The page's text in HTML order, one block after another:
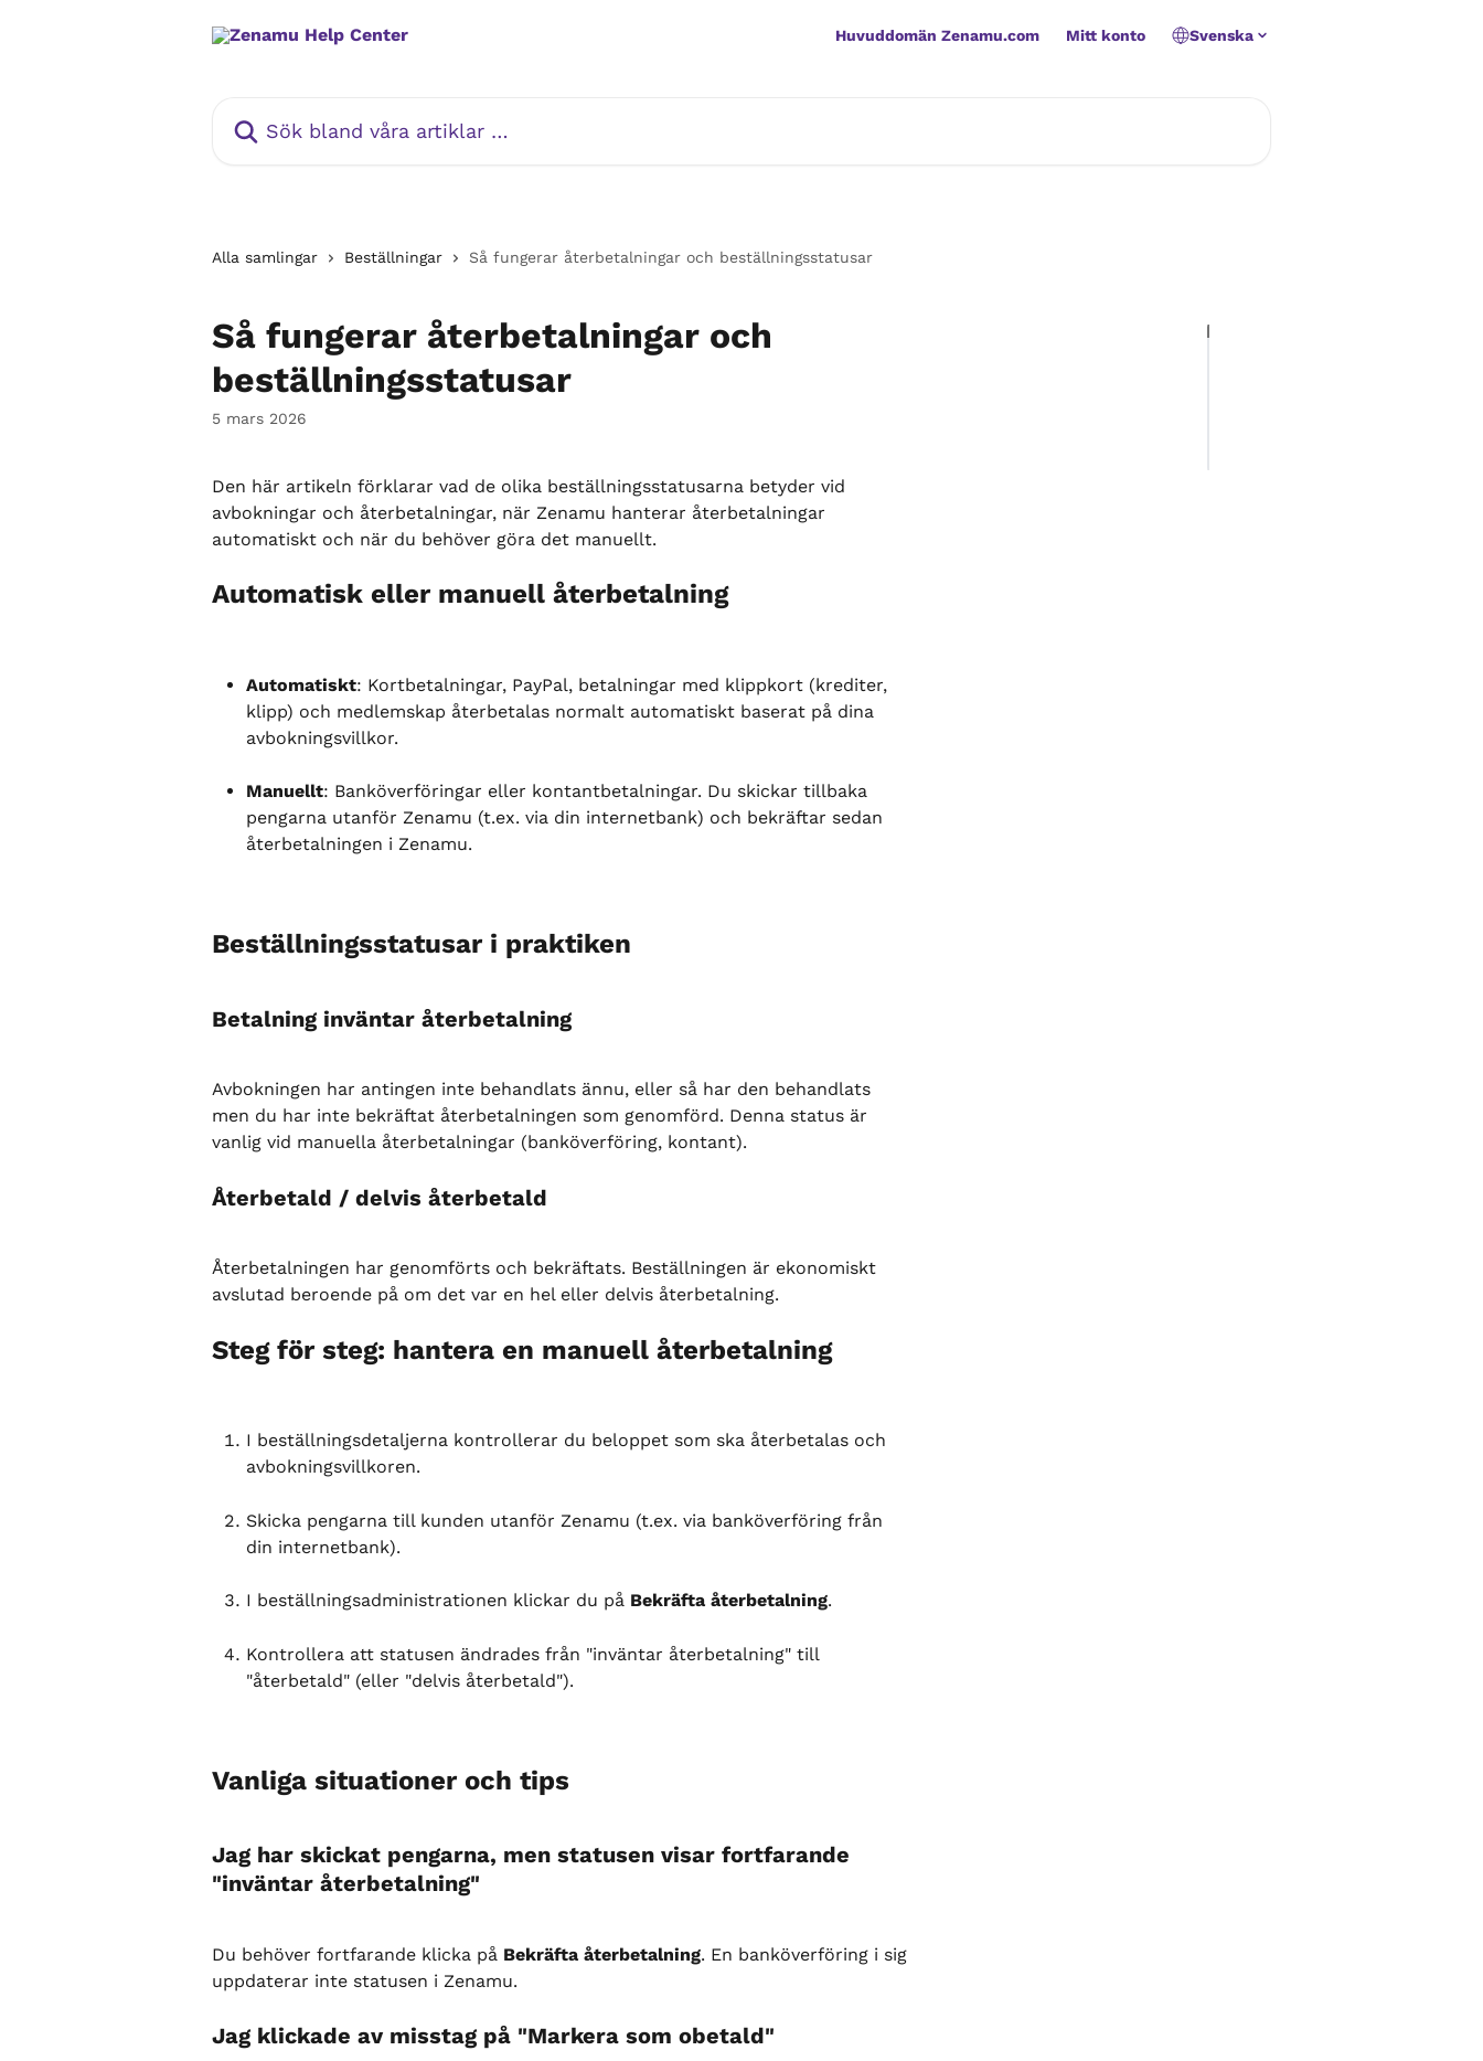
Huvuddomän Zenamu.com Mitt konto Svenska
Alla samlingar Beställningar Så fungerar återbetalningar och beställningsstatusar
Så fungerar återbetalningar och
beställningsstatusar
5 mars 2026
Den här artikeln förklarar vad de olika beställningsstatusarna betyder vid
avbokningar och återbetalningar, när Zenamu hanterar återbetalningar
automatiskt och när du behöver göra det manuellt.
Automatisk eller manuell återbetalning
Automatiskt: Kortbetalningar, PayPal, betalningar med klippkort (krediter,
klipp) och medlemskap återbetalas normalt automatiskt baserat på dina
avbokningsvillkor.
Manuellt: Banköverföringar eller kontantbetalningar. Du skickar tillbaka
pengarna utanför Zenamu (t.ex. via din internetbank) och bekräftar sedan
återbetalningen i Zenamu.
Beställningsstatusar i praktiken
Betalning inväntar återbetalning
Avbokningen har antingen inte behandlats ännu, eller så har den behandlats
men du har inte bekräftat återbetalningen som genomförd. Denna status är
vanlig vid manuella återbetalningar (banköverföring, kontant).
Återbetald / delvis återbetald
Återbetalningen har genomförts och bekräftats. Beställningen är ekonomiskt
avslutad beroende på om det var en hel eller delvis återbetalning.
Steg för steg: hantera en manuell återbetalning
I beställningsdetaljerna kontrollerar du beloppet som ska återbetalas och
avbokningsvillkoren.
Skicka pengarna till kunden utanför Zenamu (t.ex. via banköverföring från
din internetbank).
I beställningsadministrationen klickar du på Bekräfta återbetalning.
Kontrollera att statusen ändrades från "inväntar återbetalning" till
"återbetald" (eller "delvis återbetald").
Vanliga situationer och tips
Jag har skickat pengarna, men statusen visar fortfarande
"inväntar återbetalning"
Du behöver fortfarande klicka på Bekräfta återbetalning. En banköverföring i sig
uppdaterar inte statusen i Zenamu.
Jag klickade av misstag på "Markera som obetald"